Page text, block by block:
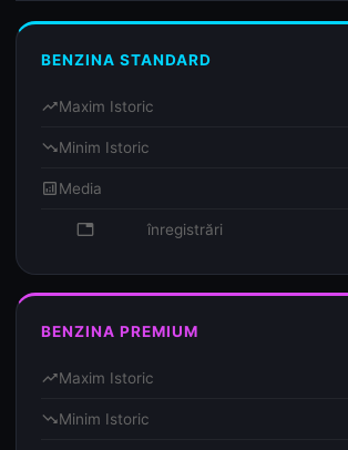
BENZINA STANDARD
trending_upMaxim Istoric
trending_downMinim Istoric
analyticsMedia
database înregistrări
BENZINA PREMIUM
trending_upMaxim Istoric
trending_downMinim Istoric